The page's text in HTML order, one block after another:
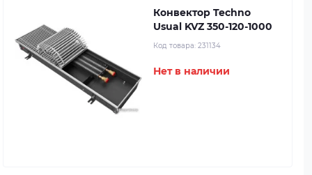
Конвектор Techno
Usual KVZ 350-120-1000
Код товара: 231134
Нет в наличии